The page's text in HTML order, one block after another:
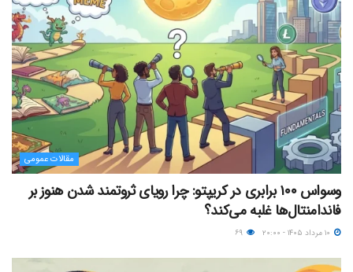
مقالات عمومی
وسواس ۱۰۰ برابری در کریپتو: چرا رویای ثروتمند شدن هنوز بر
فاندامنتال‌ها غلبه می‌کند؟